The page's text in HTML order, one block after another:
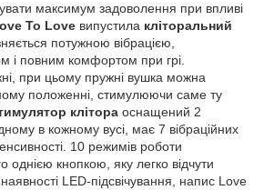
максимум задоволення при впливі
To Love випустила кліторальний
потужною вібрацією,
і повним комфортом при грі.
при цьому пружні вушка можна
положенні, стимулюючи саме ту
клітора оснащений 2
в кожному вусі, має 7 вібраційних
10 режимів роботи
однією кнопкою, яку легко відчути
LED-підсвічування, напис Love